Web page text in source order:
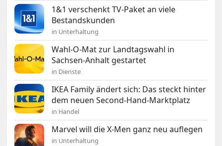
1&1 verschenkt TV-Paket an viele
Bestandskunden
in Unterhaltung
Wahl-O-Mat zur Landtagswahl in
Sachsen-Anhalt gestartet
in Dienste
IKEA Family ändert sich: Das steckt hinter
dem neuen Second-Hand-Marktplatz
in Handel
Marvel will die X-Men ganz neu auflegen
in Unterhaltung